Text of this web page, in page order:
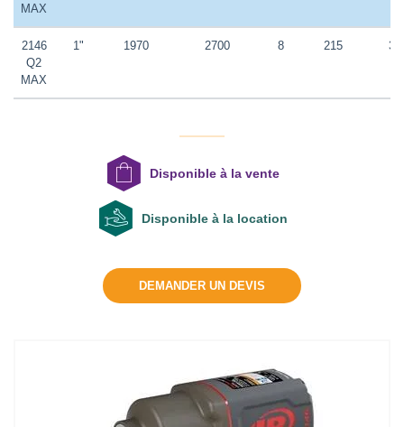
MAX
2146
Q2
MAX
1" 1970 2700 8 215 3/
Disponible à la vente
Disponible à la location
DEMANDER UN DEVIS